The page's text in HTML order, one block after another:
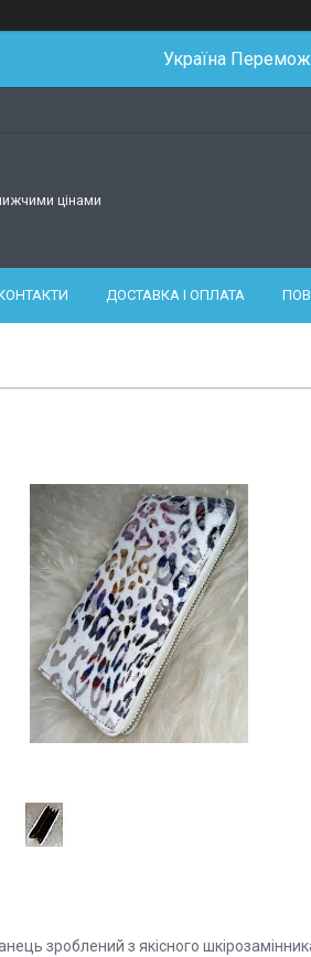
Україна
цінами
ДОСТАВКА І ОПЛАТА
зроблений з якісного